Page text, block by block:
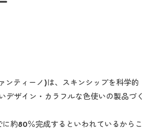
ティーノ)は、スキンシップを科学的
デザイン・カラフルな色使いの製品づく
に約80％完成するといわれているからこ